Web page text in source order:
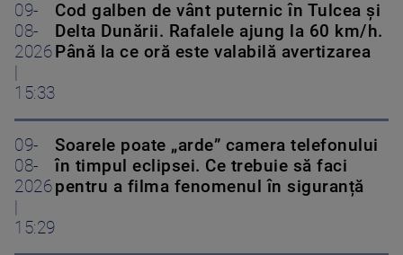
09-
08-
2026
15:33
Cod galben de vânt puternic în Tulcea și
Delta Dunării. Rafalele ajung la 60 km/h.
Până la ce oră este valabilă avertizarea
09-
08-
2026
15:29
Soarele poate „arde” camera telefonului
în timpul eclipsei. Ce trebuie să faci
pentru a filma fenomenul în siguranță